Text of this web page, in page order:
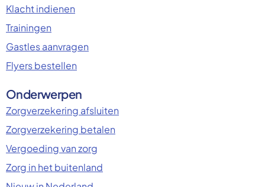
Klacht indienen
Trainingen
Gastles aanvragen
Flyers bestellen
Onderwerpen
Zorgverzekering afsluiten
Zorgverzekering betalen
Vergoeding van zorg
Zorg in het buitenland